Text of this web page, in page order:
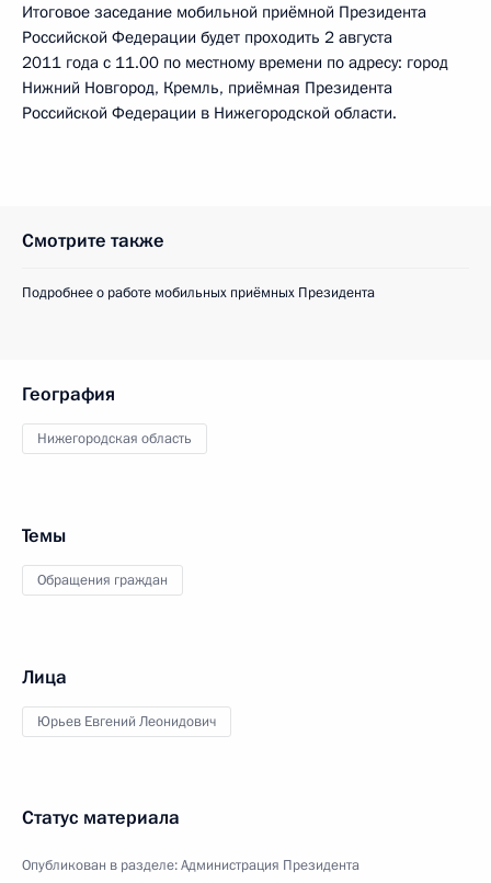
Итоговое заседание мобильной приёмной Президента
Российской Федерации будет проходить 2 августа
2011 года с 11.00 по местному времени по адресу: город
Нижний Новгород, Кремль, приёмная Президента
Российской Федерации в Нижегородской области.
Смотрите также
Подробнее о работе мобильных приёмных Президента
География
Нижегородская область
Темы
Обращения граждан
Лица
Юрьев Евгений Леонидович
Статус материала
Опубликован в разделе:Администрация Президента